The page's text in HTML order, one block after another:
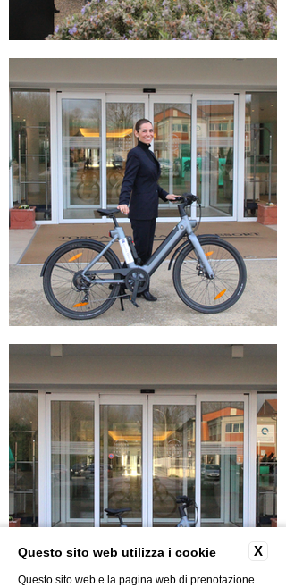
X
Questo sito web utilizza i cookie
Questo sito web e la pagina web di prenotazione